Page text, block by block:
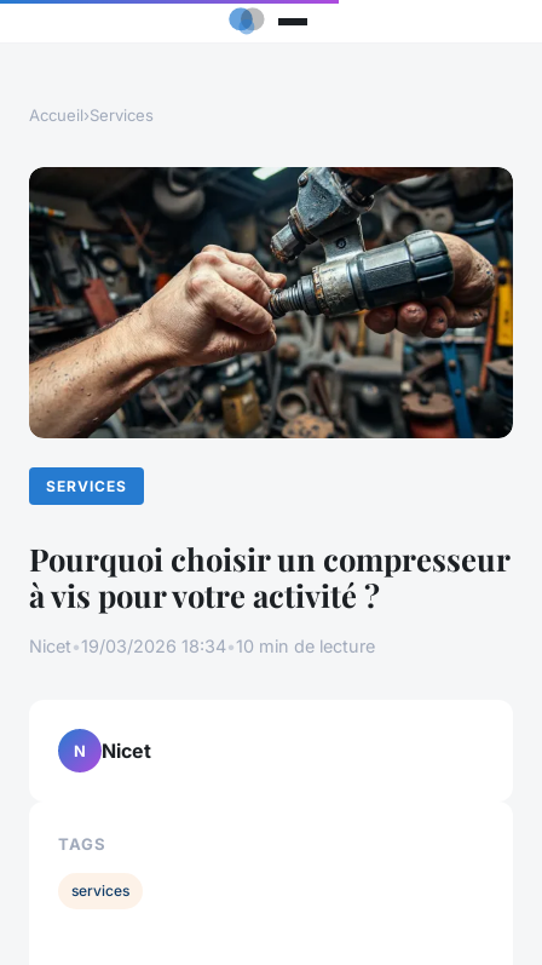
Accueil›Services
SERVICES
Pourquoi choisir un compresseur
à vis pour votre activité ?
Nicet•19/03/2026 18:34•10 min de lecture
N Nicet
TAGS
services